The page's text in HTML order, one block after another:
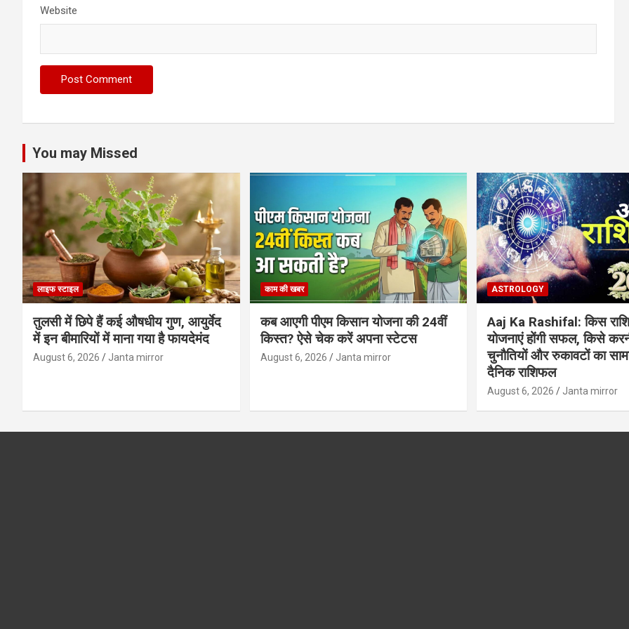
Website
You may Missed
लाइफ स्टाइल
तुलसी में छिपे हैं कई औषधीय गुण, आयुर्वेद
में इन बीमारियों में माना गया है फायदेमंद
August 6, 2026 Janta mirror
काम की खबर
कब आएगी पीएम किसान योजना की 24वीं
किस्त? ऐसे चेक करें अपना स्टेटस
August 6, 2026 Janta mirror
ASTROLOGY
Aaj Ka Rashifal: किस
योजनाएं होंगी सफल, किसे
चुनौतियों और रुकावटों का
दैनिक राशिफल
August 6, 2026 Janta mirror